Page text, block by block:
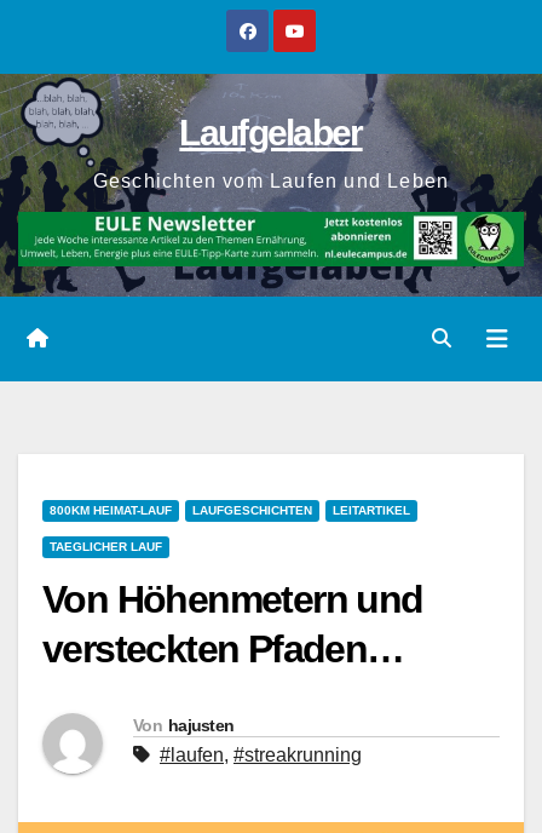
springen
Laufgelaber
Geschichten vom Laufen und Leben
800KM HEIMAT-LAUF LAUFGESCHICHTEN LEITARTIKEL
TAEGLICHER LAUF
Von Höhenmetern und
versteckten Pfaden…
Von hajusten
#laufen, #streakrunning